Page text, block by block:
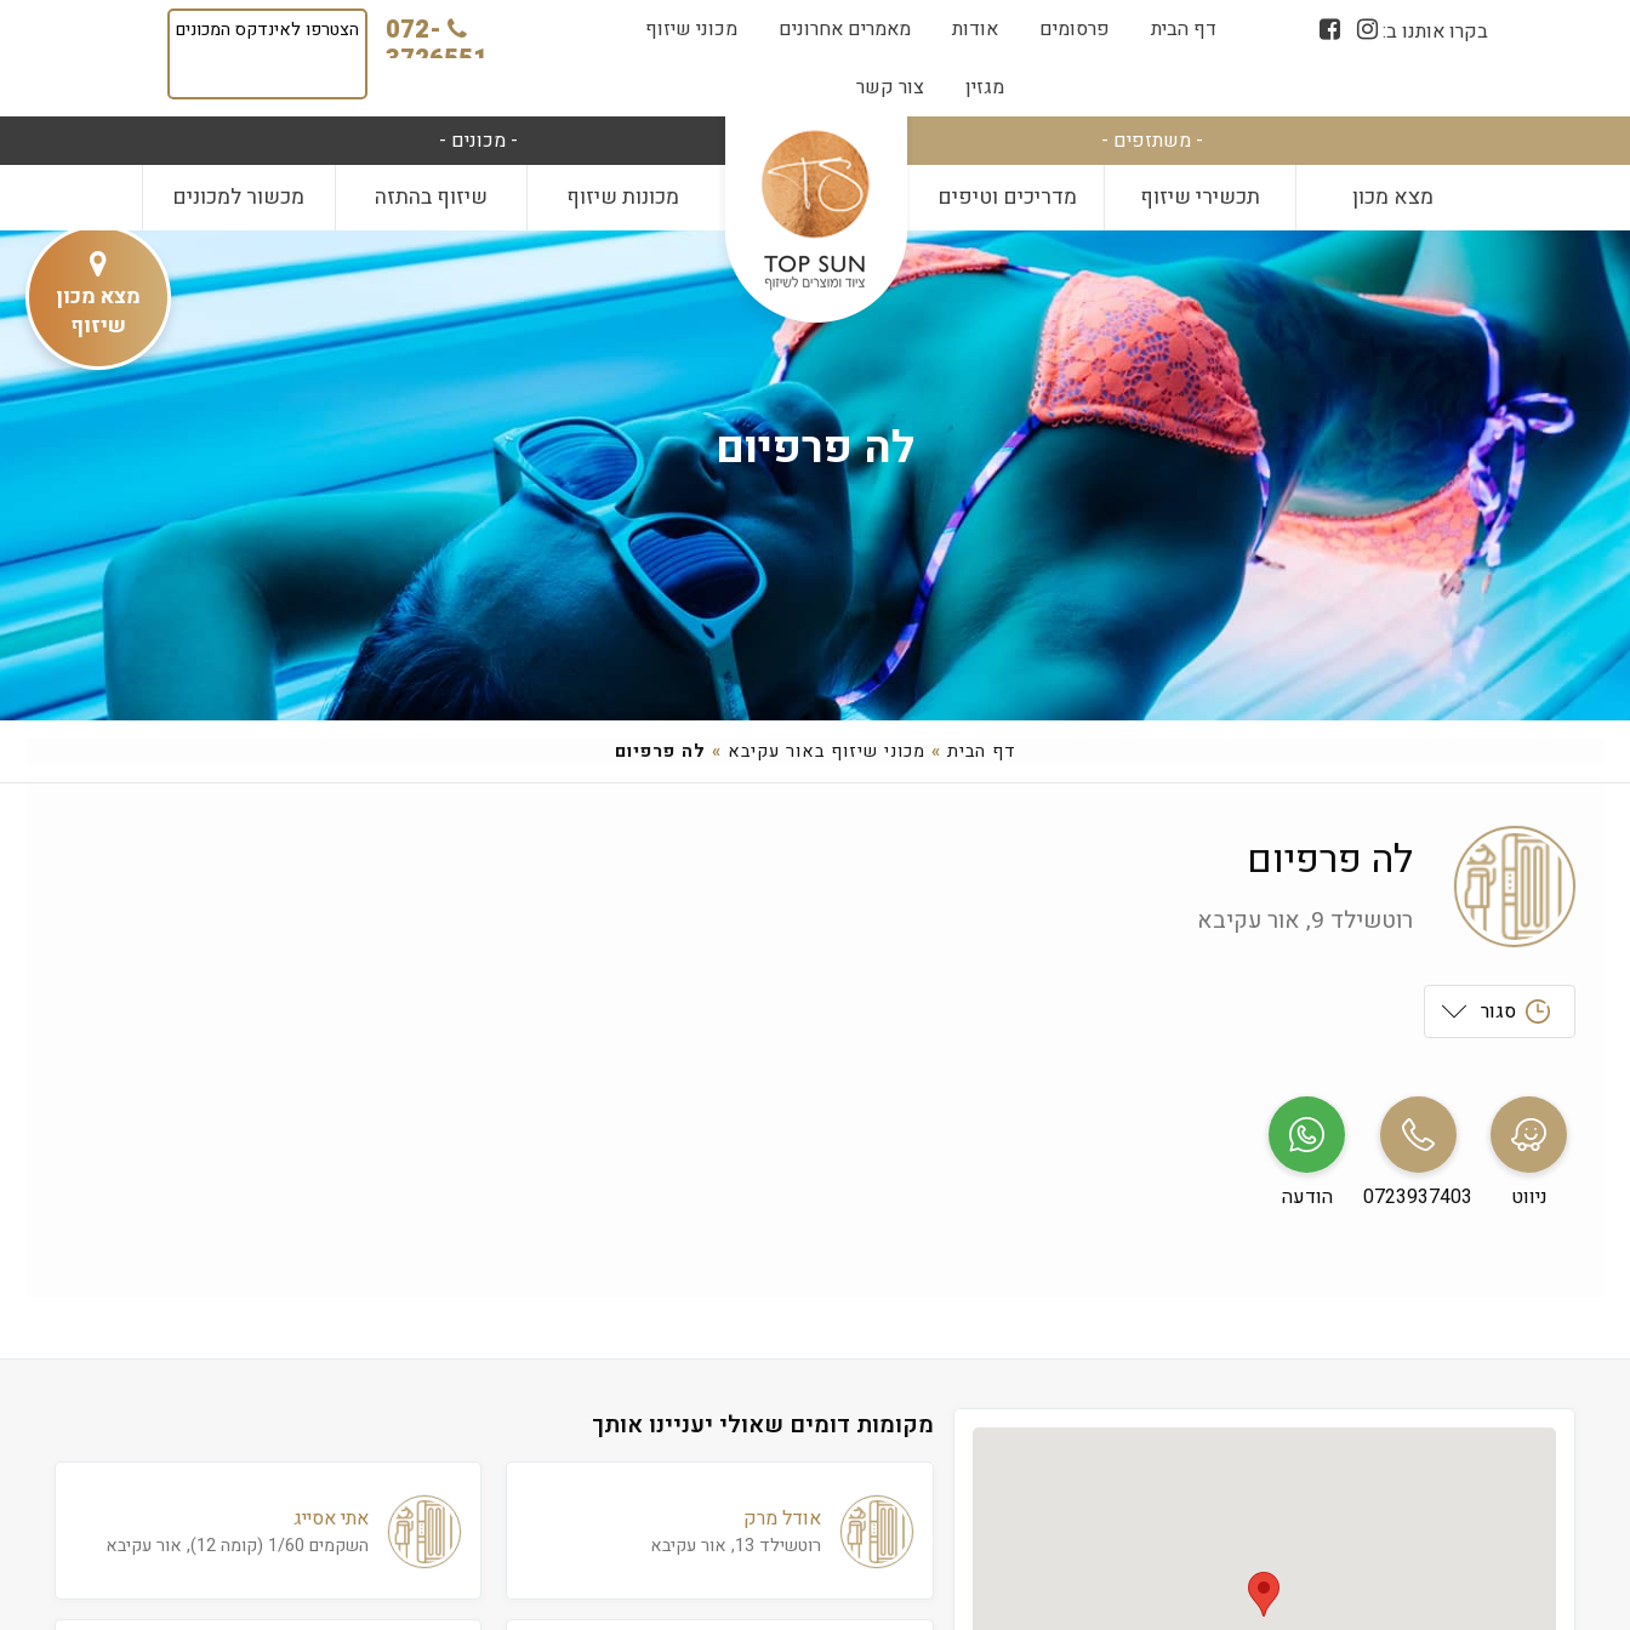
בקרו אותנו ב: דף הבית פרסומים אודות מאמרים אחרונים
מכוני שיזוף
מגזין
צור קשר
072-
3726551
הצטרפו לאינדקס המכונים
- משתזפים - - מכונים -
מצא מכון תכשירי שיזוף מדריכים וטיפים מכונות שיזוף שיזוף בהתזה מכשור למכונים
לה פרפיום
דף הבית » מכוני שיזוף באור עקיבא » לה פרפיום
לה פרפיום
רוטשילד 9, אור עקיבא
סגור
שני
09:00-19:00
שלישי
רביעי
ניווט 0723937403 הודעה
מקומות דומים שאולי יעניינו אותך
אודל מרק
רוטשילד 13, אור עקיבא
אתי אסייג
השקמים 1/60 (קומה 12), אור עקיבא
מצא מכון
שיזוף